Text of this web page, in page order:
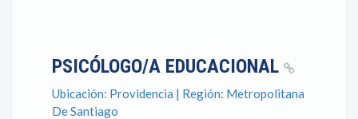
PSICÓLOGO/A EDUCACIONAL
Ubicación: Providencia | Región: Metropolitana
De Santiago